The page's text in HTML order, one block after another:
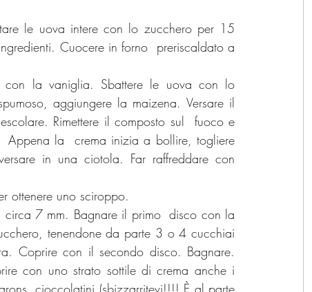
le uova intere con lo zucchero per 15
Cuocere in forno  preriscaldato a
con la vaniglia. Sbattere le uova con lo
aggiungere la maizena. Versare il
Rimettere il composto sul  fuoco e
Appena la  crema inizia a bollire, togliere
in una ciotola. Far raffreddare con
ottenere uno sciroppo.
7 mm. Bagnare il primo  disco con la
tenendone da parte 3 o 4 cucchiai
Coprire con il secondo disco. Bagnare.
con uno strato sottile di crema anche i
cioccolatini (sbizzarritevi!!!! È al parte